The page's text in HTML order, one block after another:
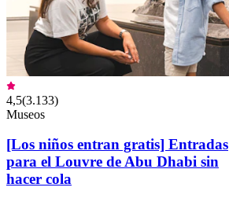
4,5(3.133)
Museos
[Los niños entran gratis] Entradas
para el Louvre de Abu Dhabi sin
hacer cola